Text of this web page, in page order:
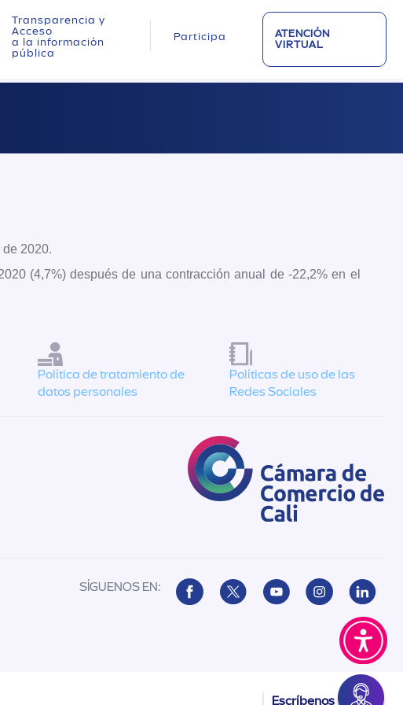
Transparencia y
Acceso
a la información
pública
Participa
ATENCIÓN
VIRTUAL
2020.
(4,7%) después de una contracción anual de -22,2% en el
Escríbenos
Política de tratamiento de
datos personales
Políticas de uso de las
Redes Sociales
SÍGUENOS EN: